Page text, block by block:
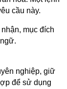
cầu này.
mục đích
nghiệp, giữ
để sử dụng